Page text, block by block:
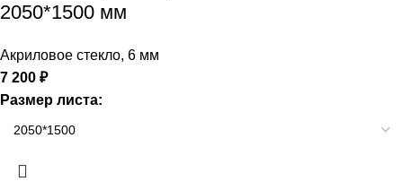
2050*1500 мм
Акриловое стекло, 6 мм
7 200 ₽
Размер листа: